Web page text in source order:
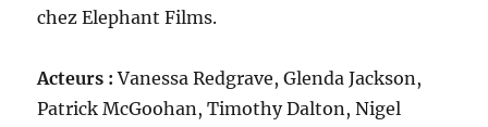
chez Elephant Films.
Acteurs : Vanessa Redgrave, Glenda Jackson,
Patrick McGoohan, Timothy Dalton, Nigel